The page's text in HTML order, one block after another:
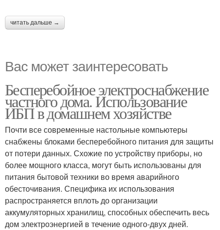
читать дальше →
Вас может заинтересовать
Бесперебойное электроснабжение
частного дома. Использование
ИБП в домашнем хозяйстве
Почти все современные настольные компьютеры
снабжены блоками бесперебойного питания для защиты
от потери данных. Схожие по устройству приборы, но
более мощного класса, могут быть использованы для
питания бытовой техники во время аварийного
обесточивания. Специфика их использования
распространяется вплоть до организации
аккумуляторных хранилищ, способных обеспечить весь
дом электроэнергией в течение одного-двух дней.